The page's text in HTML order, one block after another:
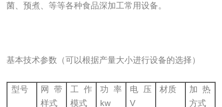
菌、预煮、等等各种食品深加工常用设备。
基本技术参数（可以根据产量大小进行设备的选择）
型号
网带
样式
工作
模式
功率
kw
电压
V
材质
加热
方式